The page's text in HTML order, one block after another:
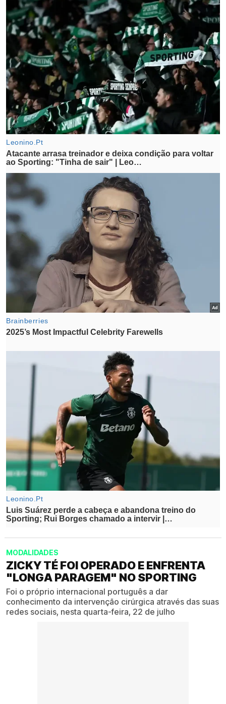
MODALIDADES
ZICKY TÉ FOI OPERADO E ENFRENTA
"LONGA PARAGEM" NO SPORTING
Foi o próprio internacional português a dar
conhecimento da intervenção cirúrgica através das suas
redes sociais, nesta quarta-feira, 22 de julho